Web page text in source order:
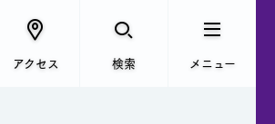
アクセス 検索 メニュー